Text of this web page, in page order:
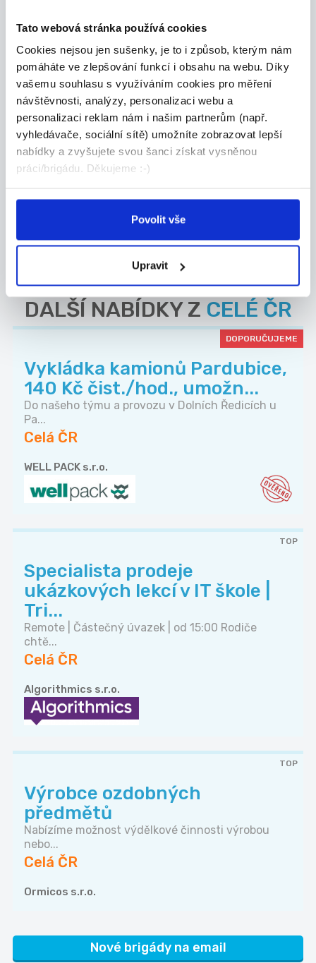
Tato webová stránka používá cookies
Cookies nejsou jen sušenky, je to i způsob, kterým nám
pomáháte ve zlepšování funkcí i obsahu na webu. Díky
vašemu souhlasu s využíváním cookies pro měření
návštěvnosti, analýzy, personalizaci webu a
personalizaci reklam nám i našim partnerům (např.
vyhledávače, sociální sítě) umožníte zobrazovat lepší
nabídky a zvyšujete svou šanci získat vysněnou
práci/brigádu. Děkujeme :-)
Povolit vše
Upravit
Tesco Stores ČR a.s.
27.07.2026
Obsluha/prodavačka do
cukrárny s pekárnou ve
Hledáte stabilní práci nebo brigádu v
Bc. Vladimíra Krausová, DiS.
DALŠÍ NABÍDKY Z CELÉ ČR
DOPORUČUJEME
Vykládka kamionů Pardubice,
140 Kč čist./hod., umožn...
Do našeho týmu a provozu v Dolních Ředicích u
Pa...
Celá ČR
WELL PACK s.r.o.
TOP
Specialista prodeje
ukázkových lekcí v IT škole |
Tri...
Remote | Částečný úvazek | od 15:00 Rodiče
chtě...
Celá ČR
Algorithmics s.r.o.
TOP
Výrobce ozdobných
předmětů
Nabízíme možnost výdělkové činnosti výrobou
nebo...
Celá ČR
Ormicos s.r.o.
Nové brigády na email